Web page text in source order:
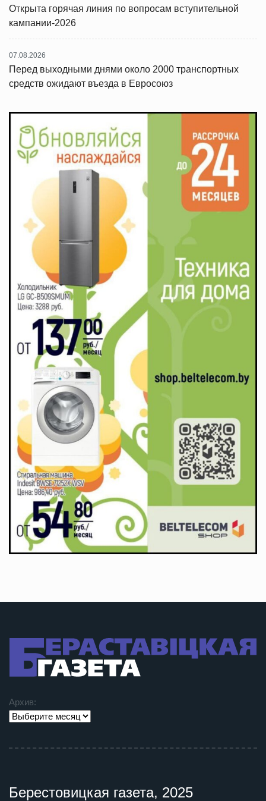
Открыта горячая линия по вопросам вступительной
кампании-2026
07.08.2026
Перед выходными днями около 2000 транспортных
средств ожидают въезда в Евросоюз
Архив:
Берестовицкая газета, 2025